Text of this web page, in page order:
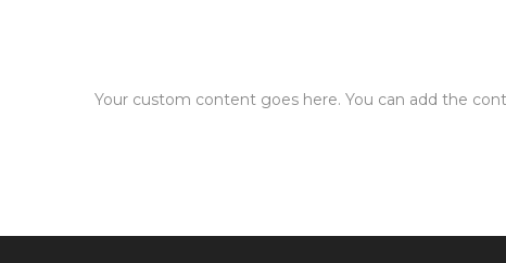
Your custom content goes here. You can add the